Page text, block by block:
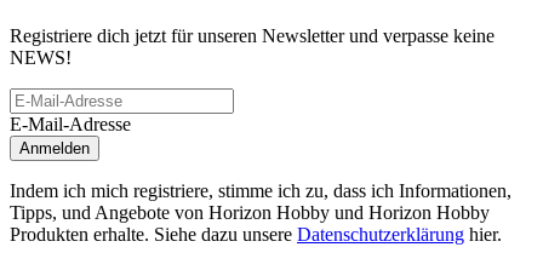
Registriere dich jetzt für unseren Newsletter und verpasse keine
NEWS!
E-Mail-Adresse
Anmelden
Indem ich mich registriere, stimme ich zu, dass ich Informationen,
Tipps, und Angebote von Horizon Hobby und Horizon Hobby
Produkten erhalte. Siehe dazu unsere Datenschutzerklärung hier.